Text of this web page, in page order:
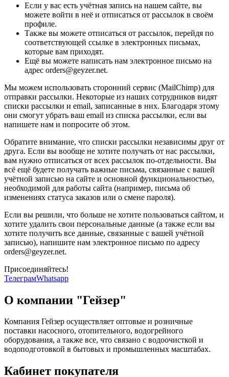
Если у вас есть учётная запись на нашем сайте, вы
можете войти в неё и отписаться от рассылок в своём
профиле.
Также вы можете отписаться от рассылок, перейдя по
соответствующей ссылке в электронных письмах,
которые вам приходят.
Ещё вы можете написать нам электронное письмо на
адрес orders@geyzer.net.
Мы можем использовать сторонний сервис (MailChimp) для
отправки рассылки. Некоторые из наших сотрудников видят
списки рассылки и email, записанные в них. Благодаря этому
они смогут убрать ваш email из списка рассылки, если вы
напишете нам и попросите об этом.
Обратите внимание, что списки рассылки независимы друг от
друга. Если вы вообще не хотите получать от нас рассылки,
вам нужно отписаться от всех рассылок по-отдельности. Вы
всё ещё будете получать важные письма, связанные с вашей
учётной записью на сайте и основной функциональностью,
необходимой для работы сайта (например, письма об
изменениях статуса заказов или о смене пароля).
Если вы решили, что больше не хотите пользоваться сайтом, и
хотите удалить свои персональные данные (а также если вы
хотите получить все данные, связанные с вашей учётной
записью), напишите нам электронное письмо по адресу
orders@geyzer.net.
Присоединяйтесь!
ТелеграмWhatsapp
О компании "Гейзер"
Компания Гейзер осуществляет оптовые и розничные
поставки насосного, отопительного, водогрейного
оборудования, а также все, что связано с водоочисткой и
водоподготовкой в бытовых и промышленных масштабах.
Кабинет покупателя